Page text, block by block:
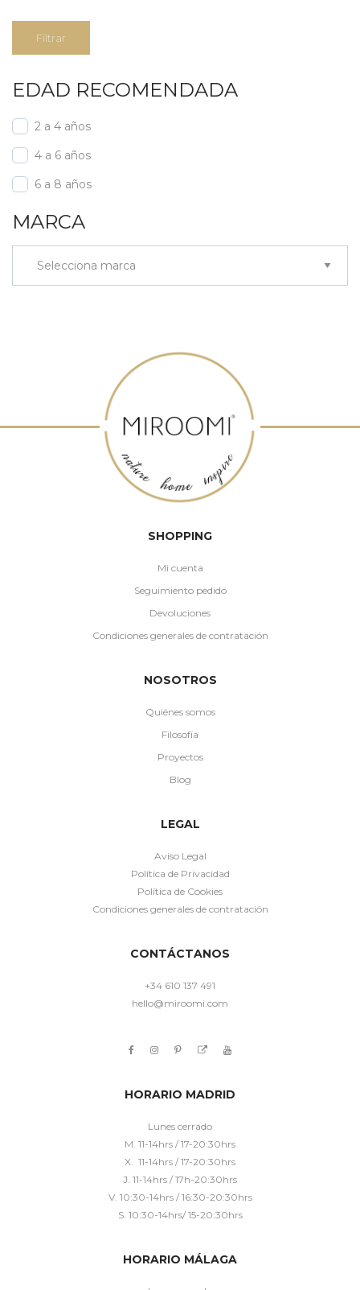
Filtrar
EDAD RECOMENDADA
2 a 4 años
4 a 6 años
6 a 8 años
MARCA
SHOPPING
Mi cuenta
Seguimiento pedido
Devoluciones
Condiciones generales de contratación
NOSOTROS
Quiénes somos
Filosofía
Proyectos
Blog
LEGAL
Aviso Legal
Política de Privacidad
Política de Cookies
Condiciones generales de contratación
CONTÁCTANOS
+34 610 137 491
hello@miroomi.com
HORARIO MADRID
Lunes cerrado
M. 11-14hrs / 17-20:30hrs
X. 11-14hrs / 17-20:30hrs
J. 11-14hrs / 17h-20:30hrs
V. 10:30-14hrs / 16:30-20:30hrs
S. 10:30-14hrs/ 15-20:30hrs
HORARIO MÁLAGA